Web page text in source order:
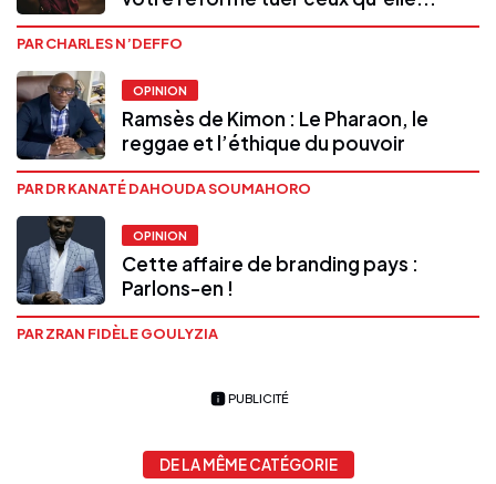
PAR CHARLES N’DEFFO
OPINION
Ramsès de Kimon : Le Pharaon, le
reggae et l’éthique du pouvoir
PAR DR KANATÉ DAHOUDA SOUMAHORO
OPINION
Cette affaire de branding pays :
Parlons-en !
PAR ZRAN FIDÈLE GOULYZIA
PUBLICITÉ
DE LA MÊME CATÉGORIE